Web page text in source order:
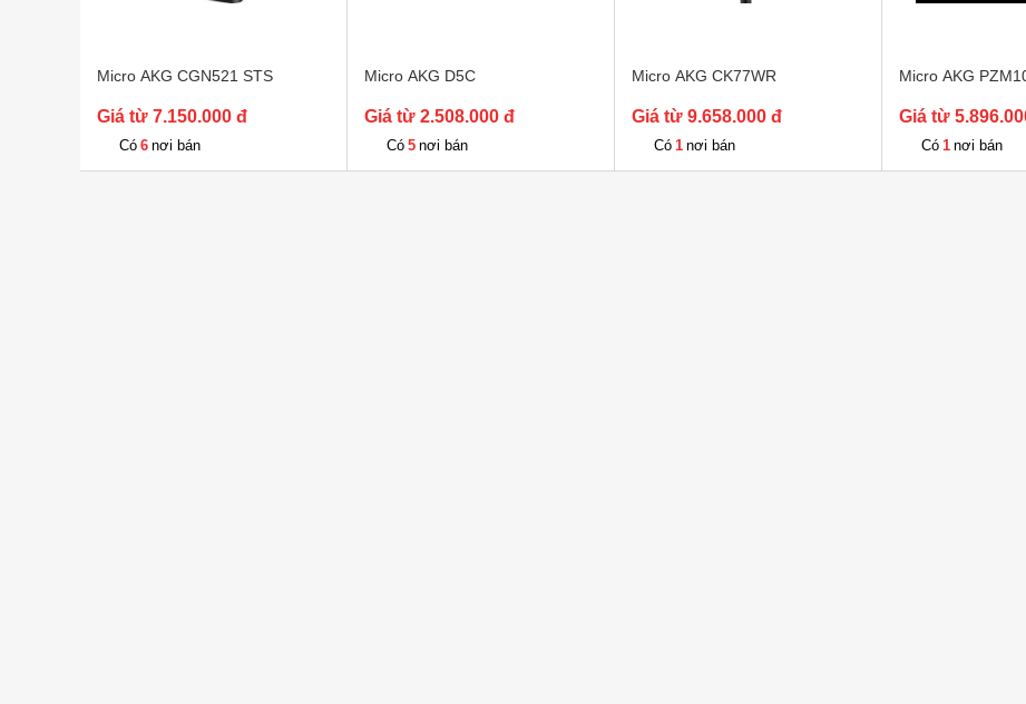
Micro AKG CGN521 STS
Giá từ 7.150.000 đ
Có 6 nơi bán
Micro AKG D5C
Giá từ 2.508.000 đ
Có 5 nơi bán
Micro AKG CK77WR
Giá từ 9.658.000 đ
Có 1 nơi bán
Micro AKG
Giá từ
Có 1 nơi bán